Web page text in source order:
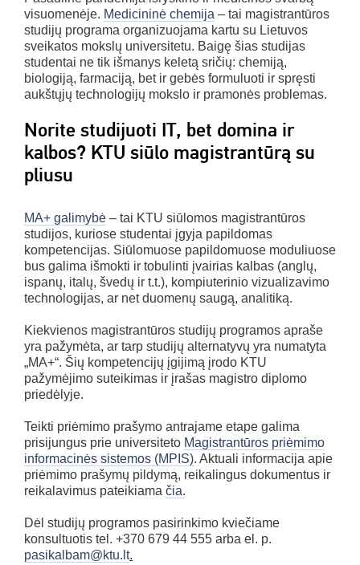
visuomenėje. Medicininė chemija – tai magistrantūros
studijų programa organizuojama kartu su Lietuvos
sveikatos mokslų universitetu. Baigę šias studijas
studentai ne tik išmanys keletą sričių: chemiją,
biologiją, farmaciją, bet ir gebės formuluoti ir spręsti
aukštųjų technologijų mokslo ir pramonės problemas.
Norite studijuoti IT, bet domina ir
kalbos? KTU siūlo magistrantūrą su
pliusu
MA+ galimybė – tai KTU siūlomos magistrantūros
studijos, kuriose studentai įgyja papildomas
kompetencijas. Siūlomuose papildomuose moduliuose
bus galima išmokti ir tobulinti įvairias kalbas (anglų,
ispanų, italų, švedų ir t.t.), kompiuterinio vizualizavimo
technologijas, ar net duomenų saugą, analitiką.
Kiekvienos magistrantūros studijų programos apraše
yra pažymėta, ar tarp studijų alternatyvų yra numatyta
„MA+“. Šių kompetencijų įgijimą įrodo KTU
pažymėjimo suteikimas ir įrašas magistro diplomo
priedėlyje.
Teikti priėmimo prašymo antrajame etape galima
prisijungus prie universiteto Magistrantūros priėmimo
informacinės sistemos (MPIS). Aktuali informacija apie
priėmimo prašymų pildymą, reikalingus dokumentus ir
reikalavimus pateikiama čia.
Dėl studijų programos pasirinkimo kviečiame
konsultuotis tel. +370 679 44 555 arba el. p.
pasikalbam@ktu.lt.